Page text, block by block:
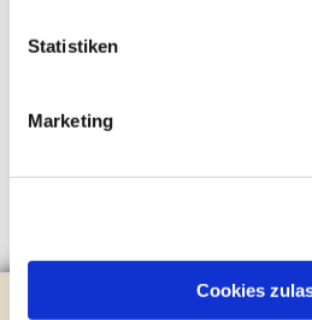
Statistiken
Marketing
Cookies